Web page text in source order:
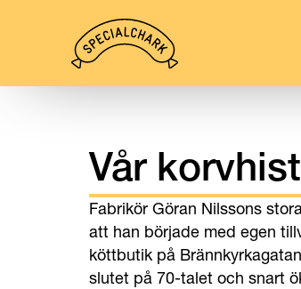
Vår
Fabrikör Göran Nilssons
att han började med egen
köttbutik på
slutet på 70-talet och snart